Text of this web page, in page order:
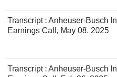
Transcript : Anheuser-Busch
Earnings Call, May 08, 2025
Transcript : Anheuser-Busch